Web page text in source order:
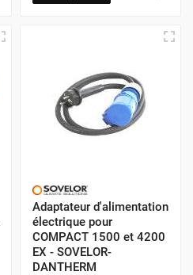
Adaptateur d'alimentation
électrique pour
COMPACT 1500 et 4200
EX - SOVELOR-
DANTHERM